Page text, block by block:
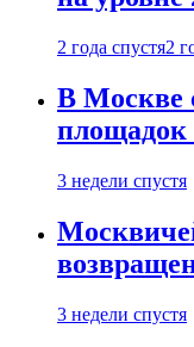
2 года спустя2
В Москве
площадок
3 недели спустя
3 недели спустя